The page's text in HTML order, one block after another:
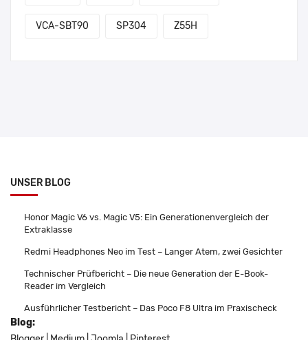
VCA-SBT90 SP304 Z55H
UNSER BLOG
Honor Magic V6 vs. Magic V5: Ein Generationenvergleich der
Extraklasse
Redmi Headphones Neo im Test – Langer Atem, zwei Gesichter
Technischer Prüfbericht – Die neue Generation der E-Book-
Reader im Vergleich
Ausführlicher Testbericht – Das Poco F8 Ultra im Praxischeck
Blog: